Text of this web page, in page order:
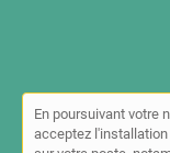
© Annuaire-sante-
Contact
En poursuivant votre
acceptez